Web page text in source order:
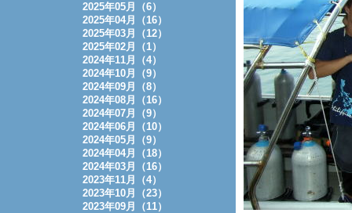
2025年05月（6）
2025年04月（16）
2025年03月（12）
2025年02月（1）
2024年11月（4）
2024年10月（9）
2024年09月（8）
2024年08月（16）
2024年07月（9）
2024年06月（10）
2024年05月（9）
2024年04月（18）
2024年03月（16）
2023年11月（4）
2023年10月（23）
2023年09月（11）